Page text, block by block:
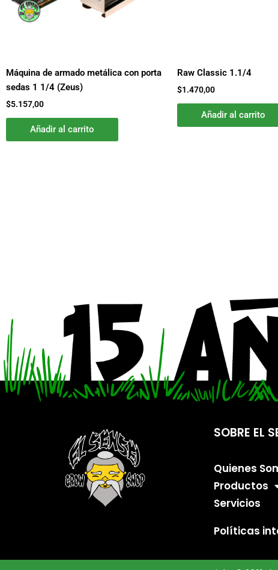
Máquina de armado metálica con porta
sedas 1 1/4 (Zeus)
$5.157,00
Añadir al carrito
Raw Classic 1.1/4
$1.470,00
Añadir al carrito
SOBRE EL
Quienes
Productos
Servicios
Políticas